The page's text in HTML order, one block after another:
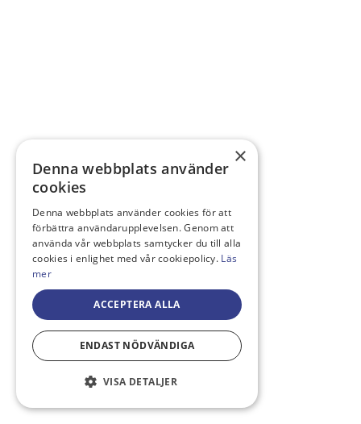
×
Denna webbplats använder
cookies
Denna webbplats använder cookies för att
förbättra användarupplevelsen. Genom att
använda vår webbplats samtycker du till alla
cookies i enlighet med vår cookiepolicy. Läs
mer
ACCEPTERA ALLA
ENDAST NÖDVÄNDIGA
VISA DETALJER